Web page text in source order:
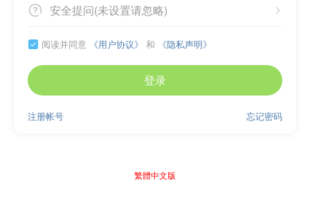
 
安全提问(未设置请忽略)
 阅读并同意 《用户协议》 和 《隐私声明》
登录
忘记密码
注册帐号
繁體中文版